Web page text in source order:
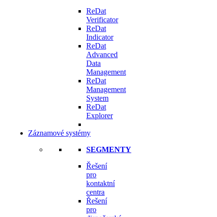
ReDat
Verificator
ReDat
Indicator
ReDat
Advanced
Data
Management
ReDat
Management
System
ReDat
Explorer
Záznamové systémy
SEGMENTY
Řešení
pro
kontaktní
centra
Řešení
pro